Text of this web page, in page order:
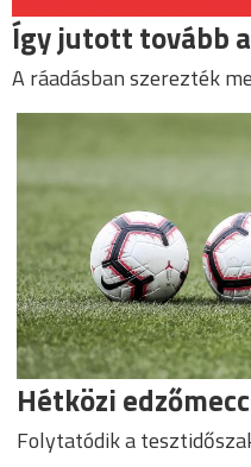
Így jutott tovább a
A ráadásban szerezték
Hétközi
Folytatódik a